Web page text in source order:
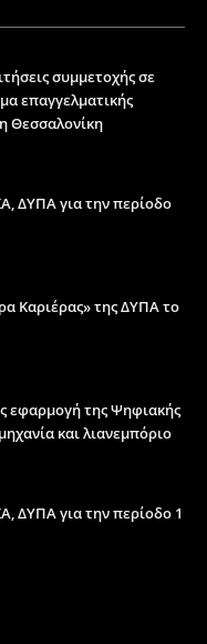
συμμετοχής σε
επαγγελματικής
Θεσσαλονίκη
ΔΥΠΑ για την περίοδο
Καριέρας» της ΔΥΠΑ το
εφαρμογή της Ψηφιακής
και λιανεμπόριο
ΔΥΠΑ για την περίοδο 1